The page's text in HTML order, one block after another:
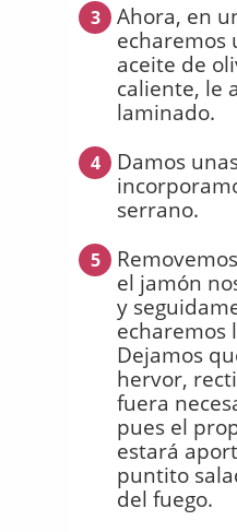
3
Ahora, en
echaremos
aceite de
caliente, le
laminado.
4
Damos
serrano.
5
el jamón
y
echaremos
Dejamos
hervor,
fuera
pues el
estará
puntito
del fuego.